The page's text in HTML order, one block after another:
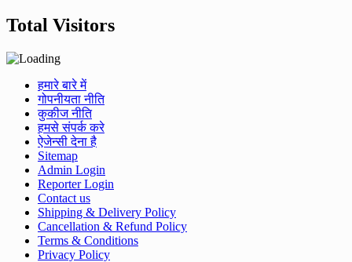
Total Visitors
हमारे बारे में
गोपनीयता नीति
कुकीज नीति
हमसे संपर्क करे
ऐजेन्सी देना है
Sitemap
Admin Login
Reporter Login
Contact us
Shipping & Delivery Policy
Cancellation & Refund Policy
Terms & Conditions
Privacy Policy